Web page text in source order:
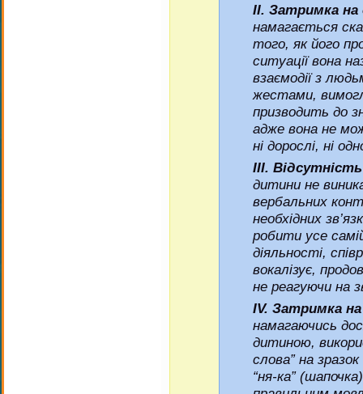
ІI. Затримка на
намагається
того, як його
ситуації вона
взаємодії з
жестами,
призводить до
адже вона не
ні дорослі, ні
III.
дитини не
вербальних
необхідних
робити усе
діяльності,
вокалізує,
не реагуючи на
IV. Затримка на
намагаючись
дитиною,
слова” на
“ня-ка”